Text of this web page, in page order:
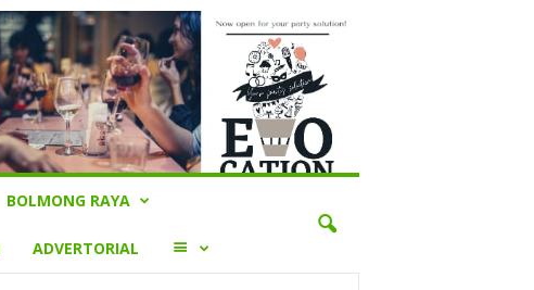
BOLMONG RAYA
ADVERTORIAL LAINNYA